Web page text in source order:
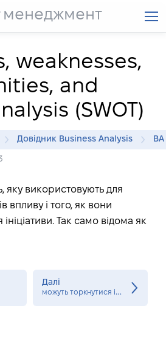
менеджмент
weaknesses,
and
(SWOT)
Довідник Business Analysis BA
яку використовують для
впливу і того, як вони
Так само відома як
Далі
м
ожуть торкнутися ініціативи. Так само відома як SWOT-аналіз. structural rule